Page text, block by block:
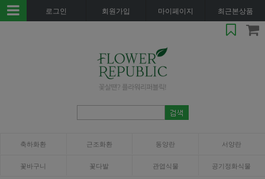
로그인 회원가입 마이페이지 최근본상품
축하화환 근조화환 동양란 서양란
꽃바구니 꽃다발 관엽식물 공기정화식물